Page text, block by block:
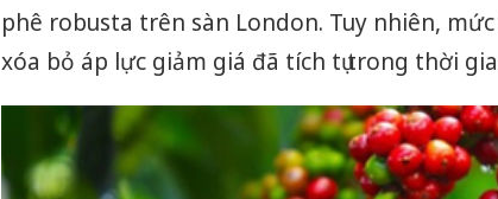
phê robusta trên sàn London. Tuy nhiên,
xóa bỏ áp lực giảm giá đã tích tụ trong thời